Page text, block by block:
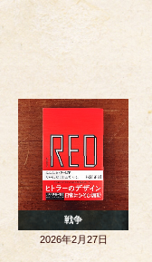
戦争
2026年2月27日